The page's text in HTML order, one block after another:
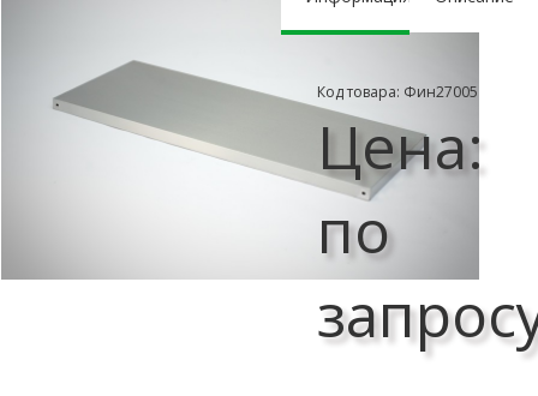
Код товара: Фин27005
Цена:
по